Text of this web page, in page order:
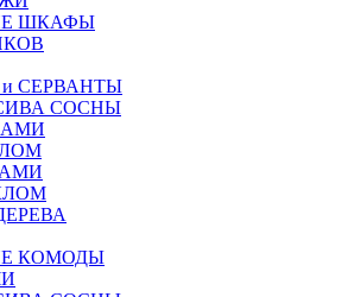
ШКАФЫ
СЕРВАНТЫ
СОСНЫ
КОМОДЫ